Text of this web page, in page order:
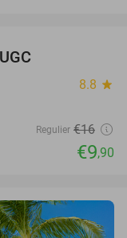
8.8 star
Regulier €16
€9,90